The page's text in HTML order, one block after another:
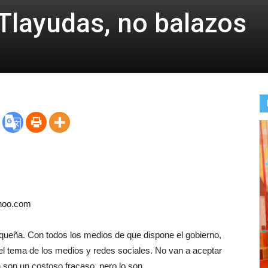
no balazos
Con todos los medios de que dispone el gobierno,
tema de los medios y redes sociales. No van a aceptar
un costoso fracaso, pero lo son.